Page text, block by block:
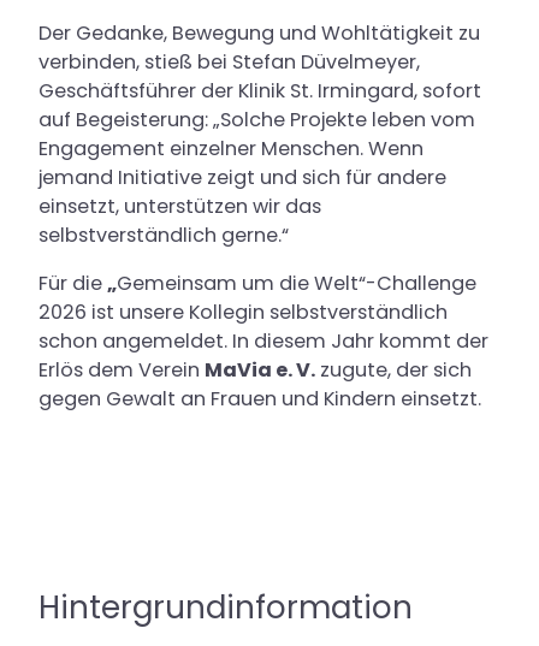
Der Gedanke, Bewegung und Wohltätigkeit zu
verbinden, stieß bei Stefan Düvelmeyer,
Geschäftsführer der Klinik St. Irmingard, sofort
auf Begeisterung: „Solche Projekte leben vom
Engagement einzelner Menschen. Wenn
jemand Initiative zeigt und sich für andere
einsetzt, unterstützen wir das
selbstverständlich gerne.“
Für die„Gemeinsam um die Welt“-Challenge
2026 ist unsere Kollegin selbstverständlich
schon angemeldet. In diesem Jahr kommt der
Erlös dem Verein MaVia e. V. zugute, der sich
gegen Gewalt an Frauen und Kindern einsetzt.
Hintergrundinformation